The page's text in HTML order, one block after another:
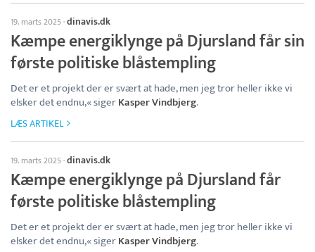
19. marts 2025·dinavis.dk
Kæmpe energiklynge på Djursland får sin
første politiske blåstempling
Det er et projekt der er svært at hade, men jeg tror heller ikke vi
elsker det endnu,« sigerKasper Vindbjerg.
LÆS ARTIKEL
19. marts 2025·dinavis.dk
Kæmpe energiklynge på Djursland får
første politiske blåstempling
Det er et projekt der er svært at hade, men jeg tror heller ikke vi
elsker det endnu,« sigerKasper Vindbjerg.